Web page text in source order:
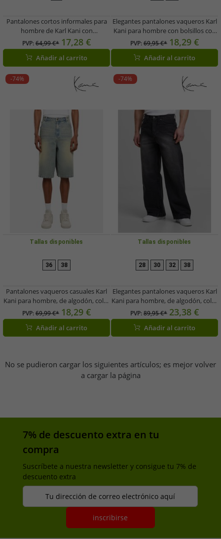
Pantalones cortos informales para
hombre de Karl Kani con
cremalleras, bolsillos y algodón,
color verde.
PVP:64,99 €* 17,28 €
Añadir al carrito
Elegantes pantalones vaqueros Karl
Kani para hombre con bolsillos con
cremallera, de algodón, color negro.
PVP:69,95 €* 18,29 €
Añadir al carrito
-74%
Tallas disponibles
36 38
Pantalones vaqueros casuales Karl
Kani para hombre, de algodón, color
azul.
PVP:69,99 €* 18,29 €
Añadir al carrito
-74%
Tallas disponibles
28 30 32 38
Elegantes pantalones vaqueros Karl
Kani para hombre, de algodón, color
negro.
PVP:89,95 €* 23,38 €
Añadir al carrito
No se pudieron cargar los siguientes artículos; es mejor volver
a cargar la página
7% de descuento extra en tu
compra
Suscríbete a nuestra newsletter y consigue tu 7% de
descuento extra
Tu dirección de correo electrónico aquí
inscribirse